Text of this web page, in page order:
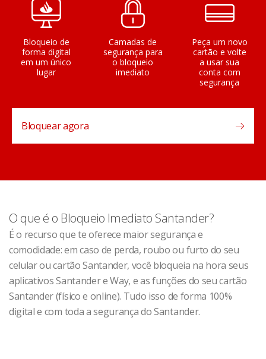
Bloqueio de
forma digital
em um único
lugar
Camadas de
segurança para
o bloqueio
imediato
Peça um novo
cartão e volte
a usar sua
conta com
segurança
Bloquear agora
O que é o Bloqueio Imediato Santander?
É o recurso que te oferece maior segurança e
comodidade: em caso de perda, roubo ou furto do seu
celular ou cartão Santander, você bloqueia na hora seus
aplicativos Santander e Way, e as funções do seu cartão
Santander (físico e online). Tudo isso de forma 100%
digital e com toda a segurança do Santander.